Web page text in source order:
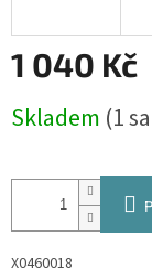
1 040 Kč
cena:
Skladem (1
X0460018